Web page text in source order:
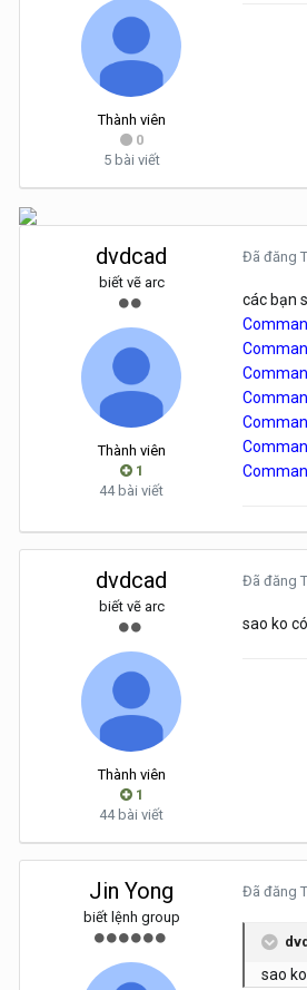
Thành viên
0
5 bài viết
dvdcad
biết vẽ arc
Thành viên
1
44 bài viết
Đã đăng
các bạn
dvdcad
biết vẽ arc
Thành viên
1
44 bài viết
Đã đăng
sao ko
Jin Yong
biết lệnh group
Đã đăng
sao